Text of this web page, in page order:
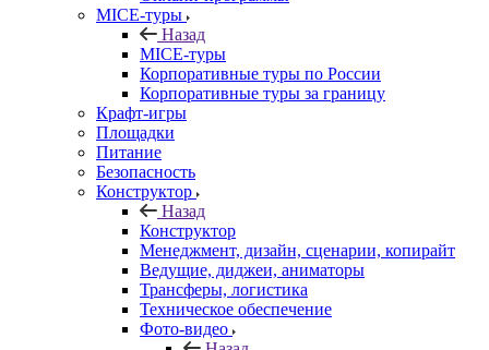
MICE‑туры
Назад
MICE‑туры
Корпоративные туры по России
Корпоративные туры за границу
Крафт-игры
Площадки
Питание
Безопасность
Конструктор
Назад
Конструктор
Менеджмент, дизайн, сценарии, копирайт
Ведущие, диджеи, аниматоры
Трансферы, логистика
Техническое обеспечение
Фото-видео